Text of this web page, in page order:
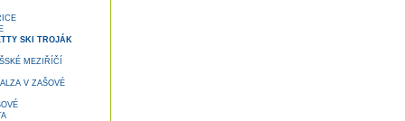
SKI TROJÁK
MEZIŘÍČÍ
V ZAŠOVÉ